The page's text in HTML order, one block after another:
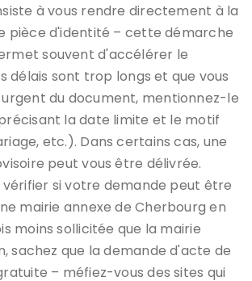
à vous rendre directement à la
pièce d'identité – cette démarche
souvent d'accélérer le
délais sont trop longs et que vous
urgent du document, mentionnez-le
la date limite et le motif
etc.). Dans certains cas, une
peut vous être délivrée.
vérifier si votre demande peut être
mairie annexe de Cherbourg en
moins sollicitée que la mairie
sachez que la demande d'acte de
– méfiez-vous des sites qui